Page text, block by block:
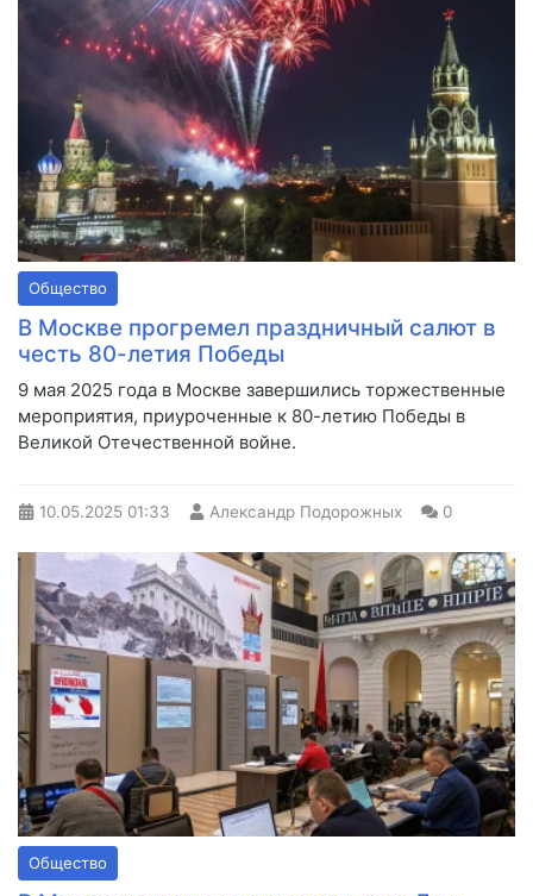
Общество
В Москве прогремел праздничный салют в
честь 80-летия Победы
9 мая 2025 года в Москве завершились торжественные
мероприятия, приуроченные к 80-летию Победы в
Великой Отечественной войне.
10.05.2025 01:33 Александр Подорожных 0
Общество